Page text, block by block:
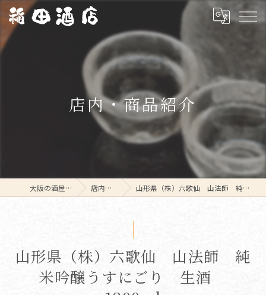
店内・商品紹介
大阪の酒屋なら稲田酒店 店内・商品紹介 山形県（株）六歌仙 山法師 純米吟醸うすにごり 生酒 1800ml
山形県（株）六歌仙 山法師 純
米吟醸うすにごり 生酒